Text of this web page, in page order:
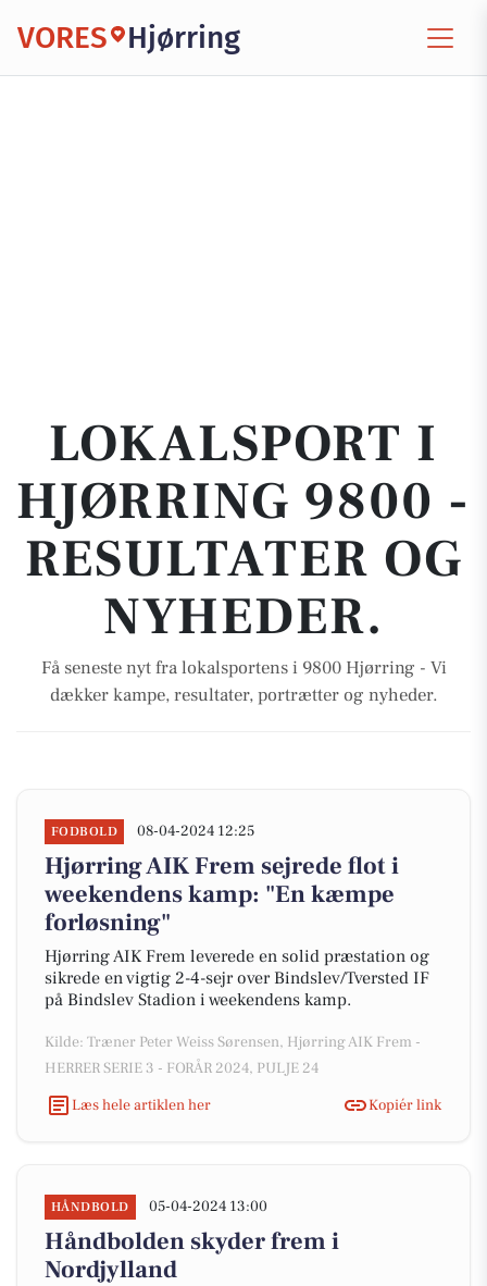
VORES Hjørring
LOKALSPORT I
HJØRRING 9800 -
RESULTATER OG
NYHEDER.
Få seneste nyt fra lokalsportens i 9800 Hjørring - Vi
dækker kampe, resultater, portrætter og nyheder.
FODBOLD 08-04-2024 12:25
Hjørring AIK Frem sejrede flot i
weekendens kamp: "En kæmpe
forløsning"
Hjørring AIK Frem leverede en solid præstation og
sikrede en vigtig 2-4-sejr over Bindslev/Tversted IF
på Bindslev Stadion i weekendens kamp.
Kilde: Træner Peter Weiss Sørensen, Hjørring AIK Frem -
HERRER SERIE 3 - FORÅR 2024, PULJE 24
Læs hele artiklen her
Kopiér link
HÅNDBOLD 05-04-2024 13:00
Håndbolden skyder frem i
Nordjylland